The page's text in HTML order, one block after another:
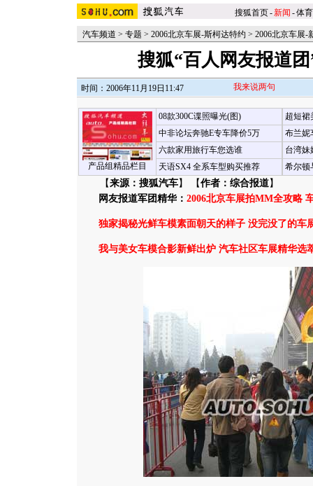
搜狐首页-新闻 -体育
汽车频道 > 专题 > 2006北京车展-斯柯达特约 > 2006北京车展-
搜狐“百人网友报道
时间：2006年11月19日11:47 我来说两句
产品组精品栏目
08款300C谍照曝光(图)
中非论坛奔驰E专车降价5万
六款家用旅行车您选谁
天语SX4 全系车型购买推荐
超短裙
布兰妮
台湾妹
希尔顿
【来源：搜狐汽车】 【作者：综合报道】
网友报道军团精华： 2006北京车展拍MM全攻略
独家揭秘光鲜车模素面朝天的样子 没完没了的车
我与美女车模合影新鲜出炉 汽车社区车展精华选